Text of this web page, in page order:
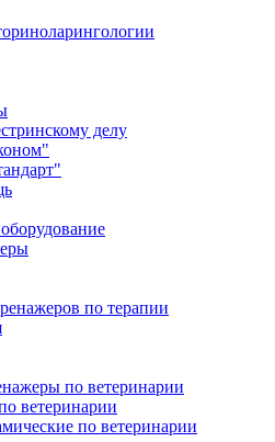
делу
по терапии
по ветеринарии
ветеринарии
по ветеринарии